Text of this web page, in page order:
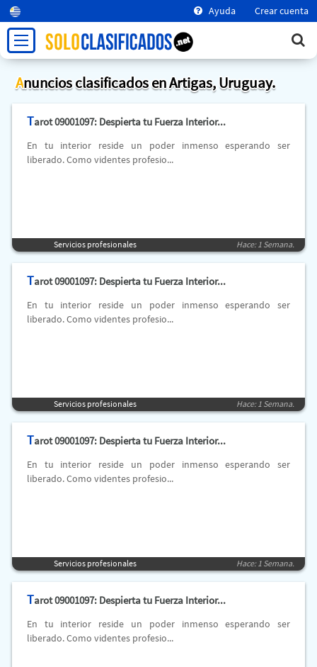
Ayuda Crear cuenta
Anuncios clasificados en Artigas, Uruguay.
Tarot 09001097: Despierta tu Fuerza Interior...
En tu interior reside un poder inmenso esperando ser
liberado. Como videntes profesio...
Servicios profesionales Hace: 1 Semana.
Tarot 09001097: Despierta tu Fuerza Interior...
En tu interior reside un poder inmenso esperando ser
liberado. Como videntes profesio...
Servicios profesionales Hace: 1 Semana.
Tarot 09001097: Despierta tu Fuerza Interior...
En tu interior reside un poder inmenso esperando ser
liberado. Como videntes profesio...
Servicios profesionales Hace: 1 Semana.
Tarot 09001097: Despierta tu Fuerza Interior...
En tu interior reside un poder inmenso esperando ser
liberado. Como videntes profesio...